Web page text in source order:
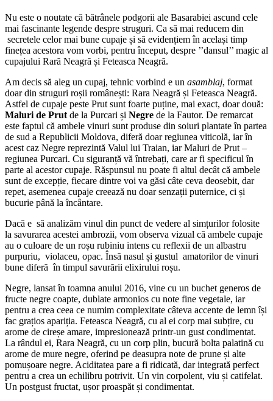
Nu este o noutate că bătrânele podgorii ale Basarabiei ascund cele
mai fascinante legende despre struguri. Ca să mai reducem din
secretele celor mai bune cupaje și să evidențiem în același timp
finețea acestora vom vorbi, pentru început, despre ’’dansul’’ magic al
cupajului Rară Neagră și Feteasca Neagră.
Am decis să aleg un cupaj, tehnic vorbind e un asamblaj, format
doar din struguri roșii românești: Rara Neagră și Feteasca Neagră.
Astfel de cupaje peste Prut sunt foarte puține, mai exact, doar două:
Maluri de Prut de la Purcari și Negre de la Fautor. De remarcat
este faptul că ambele vinuri sunt produse din soiuri plantate în partea
de sud a Republicii Moldova, diferă doar regiunea viticolă, iar în
acest caz Negre reprezintă Valul lui Traian, iar Maluri de Prut –
regiunea Purcari. Cu siguranță vă întrebați, care ar fi specificul în
parte al acestor cupaje. Răspunsul nu poate fi altul decât că ambele
sunt de excepție, fiecare dintre voi va găsi câte ceva deosebit, dar
repet, asemenea cupaje creează nu doar senzații puternice, ci și
bucurie până la încântare.
Dacă e să analizăm vinul din punct de vedere al simțurilor folosite
la savurarea acestei ambrozii, vom observa vizual că ambele cupaje
au o culoare de un roșu rubiniu intens cu reflexii de un albastru
purpuriu, violaceu, opac. Însă nasul și gustul amatorilor de vinuri
bune diferă în timpul savurării elixirului roșu.
Negre, lansat în toamna anului 2016, vine cu un buchet generos de
fructe negre coapte, dublate armonios cu note fine vegetale, iar
pentru a crea ceea ce numim complexitate câteva accente de lemn își
fac grațios apariția. Feteasca Neagră, cu al ei corp mai subțire, cu
arome de cireșe amare, impresionează printr-un gust condimentat.
La rândul ei, Rara Neagră, cu un corp plin, bucură bolta palatină cu
arome de mure negre, oferind pe deasupra note de prune și alte
pomușoare negre. Aciditatea pare a fi ridicată, dar integrată perfect
pentru a crea un echilibru potrivit. Un vin corpolent, viu și catifelat.
Un postgust fructat, ușor proaspăt și condimentat.